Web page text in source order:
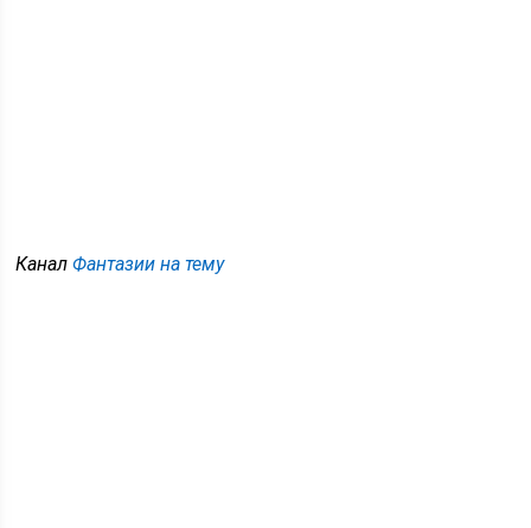
КаналФантазии на тему